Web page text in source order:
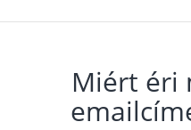
Miért éri